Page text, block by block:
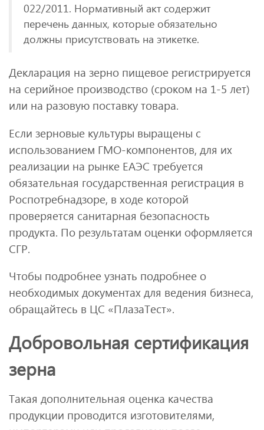
022/2011. Нормативный акт содержит
перечень данных, которые обязательно
должны присутствовать на этикетке.
Декларация на зерно пищевое регистрируется
на серийное производство (сроком на 1-5 лет)
или на разовую поставку товара.
Если зерновые культуры выращены с
использованием ГМО-компонентов, для их
реализации на рынке ЕАЭС требуется
обязательная государственная регистрация в
Роспотребнадзоре, в ходе которой
проверяется санитарная безопасность
продукта. По результатам оценки оформляется
СГР.
Чтобы подробнее узнать подробнее о
необходимых документах для ведения бизнеса,
обращайтесь в ЦС «ПлазаТест».
Добровольная сертификация
зерна
Такая дополнительная оценка качества
продукции проводится изготовителями,